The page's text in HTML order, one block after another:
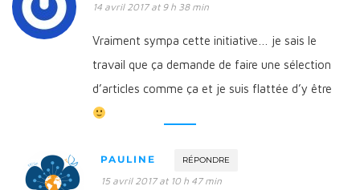
14 avril 2017 at 9 h 38 min
Vraiment sympa cette initiative… je sais le
travail que ça demande de faire une sélection
d’articles comme ça et je suis flattée d’y être
PAULINE RÉPONDRE
15 avril 2017 at 10 h 47 min